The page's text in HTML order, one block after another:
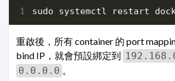
重啟後，所有 container 的 port
bind IP，就會預設綁定到
0.0.0.0 。